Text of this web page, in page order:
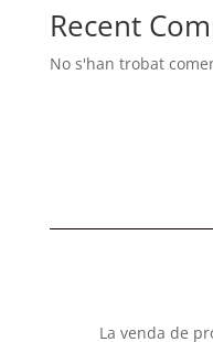
Recent
No s'han trobat
La venda de